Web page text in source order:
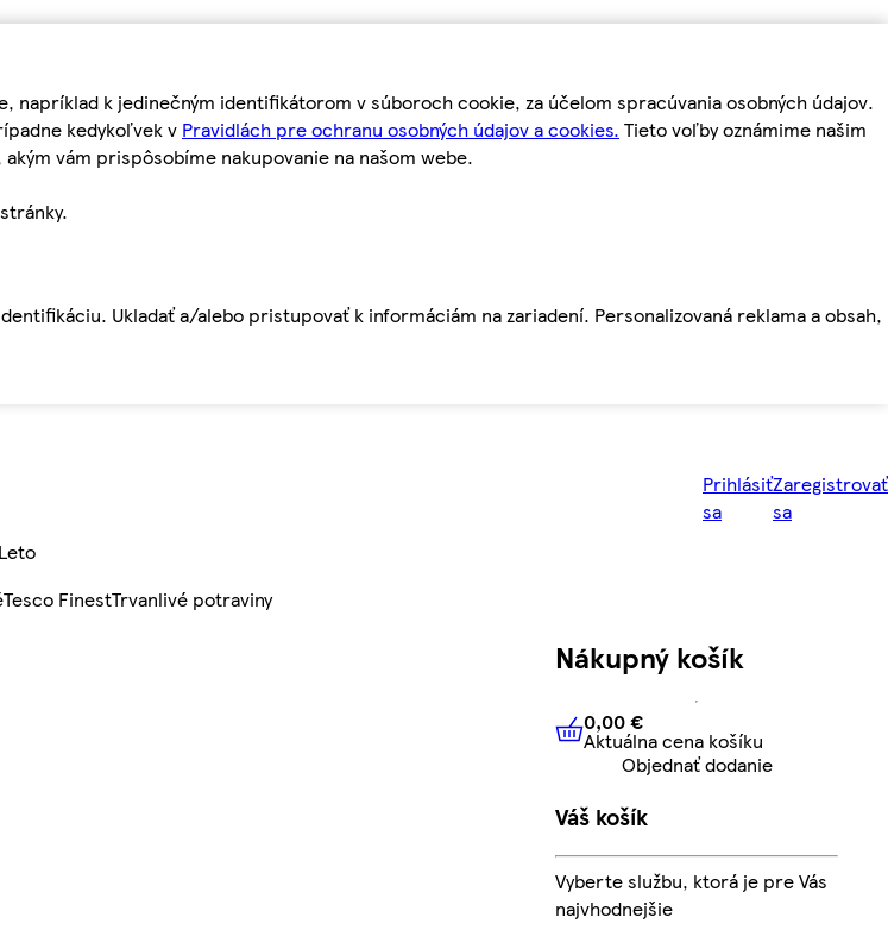
k jedinečným identifikátorom v súboroch cookie, za účelom spracúvania osobných údajov.
kedykoľvek v Pravidlách pre ochranu osobných údajov a cookies. Tieto voľby oznámime našim
vám prispôsobíme nakupovanie na našom webe.
Ukladať a/alebo pristupovať k informáciám na zariadení. Personalizovaná reklama a obsah,
Prihlásiť
sa
Zaregistrovať
sa
Leto
Tesco FinestTrvanlivé potraviny
Nákupný košík
0,00 € Aktuálna cena košíku
0,00 €
Aktuálna cena košíku
Objednať dodanie
Váš košík
Vyberte službu, ktorá je pre Vás
najvhodnejšie